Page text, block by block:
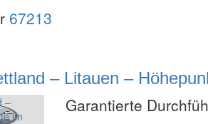
67213
– Litauen –
Garantierte